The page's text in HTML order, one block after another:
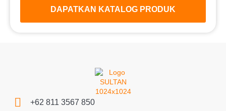
DAPATKAN KATALOG PRODUK
+62 811 3567 850